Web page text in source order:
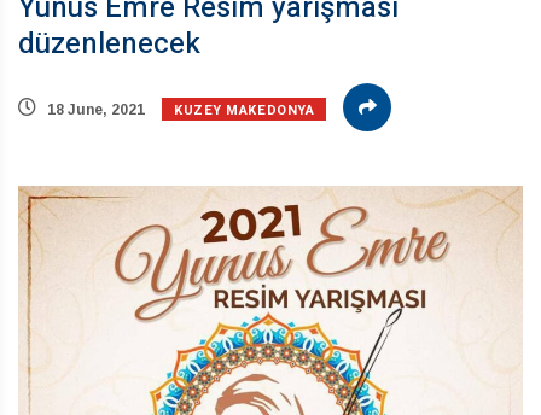
düzenlenecek
18 June, 2021 KUZEY MAKEDONYA